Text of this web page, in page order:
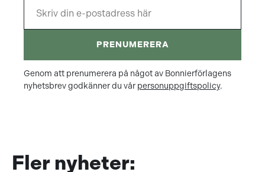
PRENUMERERA
Genom att prenumerera på något av Bonnierförlagens
nyhetsbrev godkänner du vår personuppgiftspolicy.
Fler nyheter: